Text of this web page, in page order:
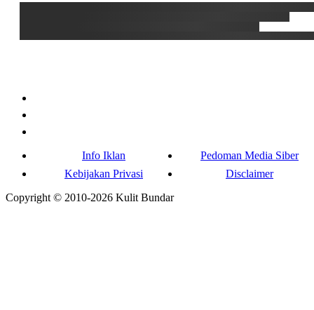
Info Iklan
Pedoman Media Siber
Kebijakan Privasi
Disclaimer
Copyright © 2010-2026 Kulit Bundar